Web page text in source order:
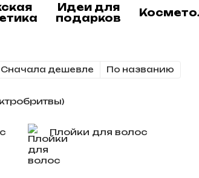
Идеи для
подарков
Cначала дешевле По названию
Плойки для волос